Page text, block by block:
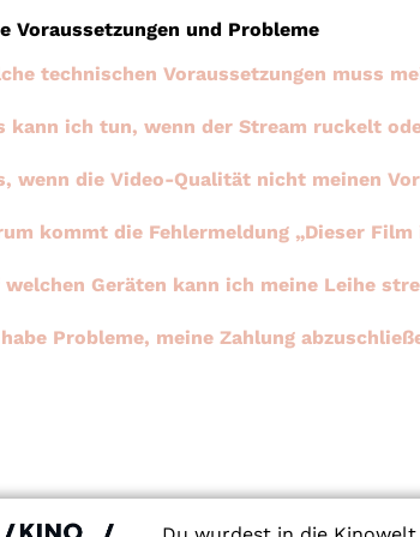
Voraussetzungen und Probleme
technischen Voraussetzungen muss
kann ich tun, wenn der Stream ruckelt
wenn die Video-Qualität nicht meinen
kommt die Fehlermeldung „Dieser
welchen Geräten kann ich meine Leihe
Probleme, meine Zahlung